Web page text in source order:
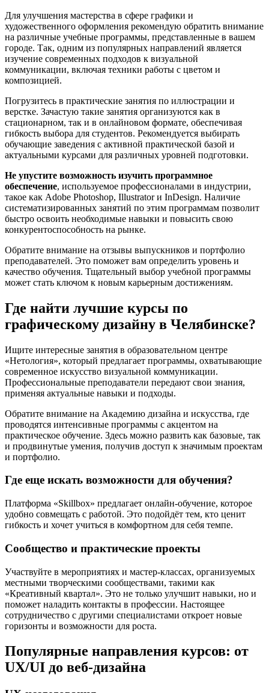
Для улучшения мастерства в сфере графики и
художественного оформления рекомендую обратить внимание
на различные учебные программы, представленные в вашем
городе. Так, одним из популярных направлений является
изучение современных подходов к визуальной
коммуникации, включая техники работы с цветом и
композицией.
Погрузитесь в практические занятия по иллюстрации и
верстке. Зачастую такие занятия организуются как в
стационарном, так и в онлайновом формате, обеспечивая
гибкость выбора для студентов. Рекомендуется выбирать
обучающие заведения с активной практической базой и
актуальными курсами для различных уровней подготовки.
Не упустите возможность изучить программное
обеспечение, используемое профессионалами в индустрии,
такое как Adobe Photoshop, Illustrator и InDesign. Наличие
систематизированных занятий по этим программам позволит
быстро освоить необходимые навыки и повысить свою
конкурентоспособность на рынке.
Обратите внимание на отзывы выпускников и портфолио
преподавателей. Это поможет вам определить уровень и
качество обучения. Тщательный выбор учебной программы
может стать ключом к новым карьерным достижениям.
Где найти лучшие курсы по
графическому дизайну в Челябинске?
Ищите интересные занятия в образовательном центре
«Нетология», который предлагает программы, охватывающие
современное искусство визуальной коммуникации.
Профессиональные преподаватели передают свои знания,
применяя актуальные навыки и подходы.
Обратите внимание на Академию дизайна и искусства, где
проводятся интенсивные программы с акцентом на
практическое обучение. Здесь можно развить как базовые, так
и продвинутые умения, получив доступ к значимым проектам
и портфолио.
Где еще искать возможности для обучения?
Платформа «Skillbox» предлагает онлайн-обучение, которое
удобно совмещать с работой. Это подойдёт тем, кто ценит
гибкость и хочет учиться в комфортном для себя темпе.
Сообщество и практические проекты
Участвуйте в мероприятиях и мастер-классах, организуемых
местными творческими сообществами, такими как
«Креативный квартал». Это не только улучшит навыки, но и
поможет наладить контакты в профессии. Настоящее
сотрудничество с другими специалистами откроет новые
горизонты и возможности для роста.
Популярные направления курсов: от
UX/UI до веб-дизайна